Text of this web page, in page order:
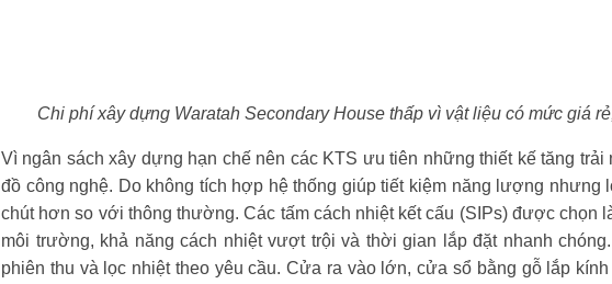
Chi phí xây dựng Waratah Secondary House thấp vì vật liệu có mức giá
Vì ngân sách xây dựng hạn chế nên các KTS ưu tiên những thiết kế tăng
đồ công nghệ. Do không tích hợp hệ thống giúp tiết kiệm năng lượng
chút hơn so với thông thường. Các tấm cách nhiệt kết cấu (SIPs) được chọn
môi trường, khả năng cách nhiệt vượt trội và thời gian lắp đặt nhanh
phiên thu và lọc nhiệt theo yêu cầu. Cửa ra vào lớn, cửa sổ bằng gỗ lắp